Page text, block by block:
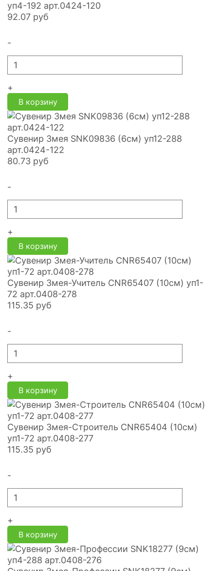
уп4-192 арт.0424-120
92.07 руб
-
+
В корзину
Сувенир Змея SNK09836 (6см) уп12-288
арт.0424-122
80.73 руб
-
+
В корзину
Сувенир Змея-Учитель CNR65407 (10см) уп1-
72 арт.0408-278
115.35 руб
-
+
В корзину
Сувенир Змея-Строитель CNR65404 (10см)
уп1-72 арт.0408-277
115.35 руб
-
+
В корзину